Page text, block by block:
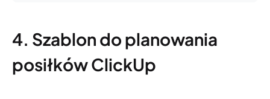
4. Szablon do planowania
posiłków ClickUp